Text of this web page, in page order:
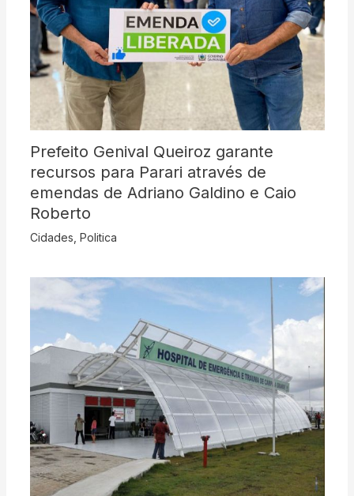
Prefeito Genival Queiroz garante
recursos para Parari através de
emendas de Adriano Galdino e Caio
Roberto
Cidades Politica